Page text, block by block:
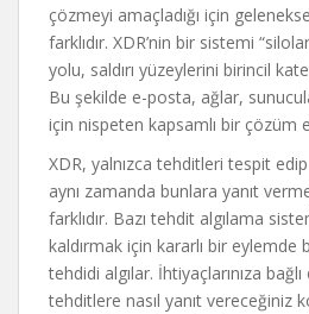
çözmeyi amaçladığı için
farklıdır. XDR’nin bir sistemi
yolu, saldırı yüzeylerini birincil
Bu şekilde e-posta, ağlar,
için nispeten kapsamlı bir çözüm
XDR, yalnızca tehditleri tespit
aynı zamanda bunlara yanıt
farklıdır. Bazı tehdit algılama
kaldırmak için kararlı bir eylemde
tehdidi algılar. İhtiyaçlarınıza
tehditlere nasıl yanıt vereceğiniz